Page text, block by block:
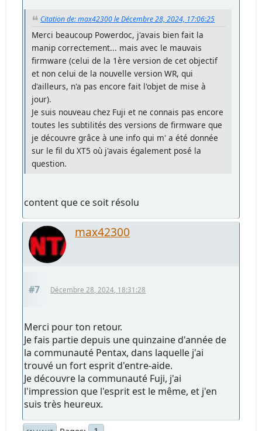
Citation de: max42300 le Décembre 28, 2024, 17:06:25
Merci beaucoup Powerdoc, j'avais bien fait la
manip correctement... mais avec le mauvais
firmware (celui de la 1ère version de cet objectif
et non celui de la nouvelle version WR, qui
d'ailleurs, n'a pas encore fait l'objet de mise à
jour).
Je suis nouveau chez Fuji et ne connais pas encore
toutes les subtilités des versions de firmware que
je découvre grâce à une info qui m' a été donnée
sur le fil du XT5 où j'avais également posé la
question.
content que ce soit résolu
max42300
#7 Décembre 28, 2024, 18:31:28
Merci pour ton retour.
Je fais partie depuis une quinzaine d'année de
la communauté Pentax, dans laquelle j'ai
trouvé un fort esprit d'entre-aide.
Je découvre la communauté Fuji, j'ai
l'impression que l'esprit est le même, et j'en
suis très heureux.